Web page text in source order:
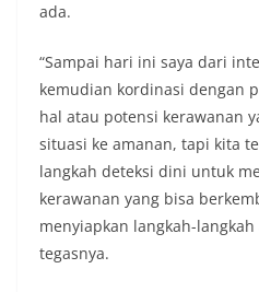
ada.
“Sampai hari ini saya dari
kemudian kordinasi dengan
hal atau potensi kerawanan
situasi ke amanan, tapi kita
langkah deteksi dini untuk
kerawanan yang bisa
menyiapkan langkah-
tegasnya.